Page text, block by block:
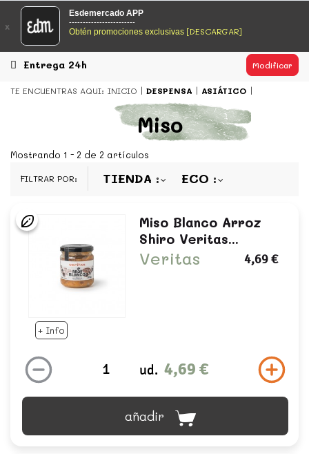
EsDeMercado.com
EsDeMercado.com
los mejores mercados de Barcelona y de productores
locales.
READ MORE
EsDeMercado.com
te lleva a casa los mejores productos de
los mejores mercados de Barcelona y de productores
x
Esdemercado APP
------------------------
Obtén promociones exclusivas [DESCARGAR]
Entrega 24h Modificar
TE ENCUENTRAS AQUI: INICIO DESPENSA ASIÁTICO
Miso
Mostrando 1 - 2 de 2 artículos
FILTRAR POR: TIENDA ECO
+ Info
Miso Blanco Arroz
Shiro Veritas...
Veritas 4,69 €
ud. 4,69 €
añadir